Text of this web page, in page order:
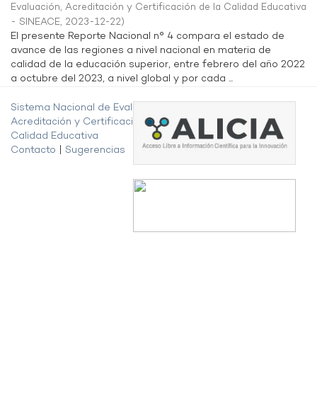
Evaluación, Acreditación y Certificación de la Calidad Educativa
- SINEACE, 2023-12-22)
El presente Reporte Nacional n° 4 compara el estado de
avance de las regiones a nivel nacional en materia de
calidad de la educación superior, entre febrero del año 2022
a octubre del 2023, a nivel global y por cada ...
Sistema Nacional de Evaluación,
Acreditación y Certificación de la
Calidad Educativa
Contacto
Sugerencias